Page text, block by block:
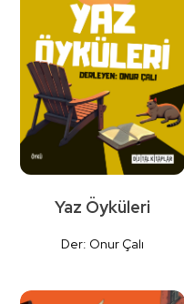
Yaz Öyküleri
Der: Onur Çalı